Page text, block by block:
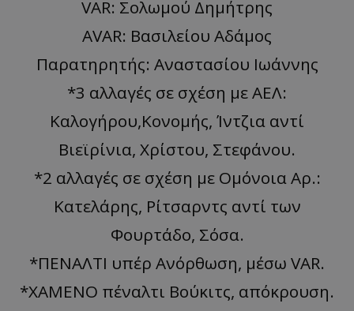
VAR: Σολωμού Δημήτρης
ΑVAR: Βασιλείου Αδάμος
Παρατηρητής: Αναστασίου Ιωάννης
*3 αλλαγές σε σχέση με ΑΕΛ:
Καλογήρου,Κονομής, Ίντζια αντί
Βιεϊρίνια, Χρίστου, Στεφάνου.
*2 αλλαγές σε σχέση με Ομόνοια Αρ.:
Κατελάρης, Ρίτσαρντς αντί των
Φουρτάδο, Σόσα.
*ΠΕΝΑΛΤΙ υπέρ Ανόρθωση, μέσω VAR.
*ΧΑΜΕΝΟ πέναλτι Βούκιτς, απόκρουση.